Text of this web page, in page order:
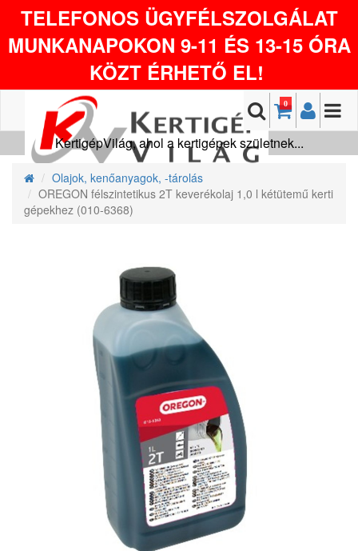
TELEFONOS ÜGYFÉLSZOLGÁLAT
MUNKANAPOKON 9-11 ÉS 13-15 ÓRA
KÖZT ÉRHETŐ EL!
0
KertigépVilág, ahol a kertigépek születnek...
Olajok, kenőanyagok, -tárolás
OREGON félszintetikus 2T keverékolaj 1,0 l kétütemű kerti
gépekhez (010-6368)